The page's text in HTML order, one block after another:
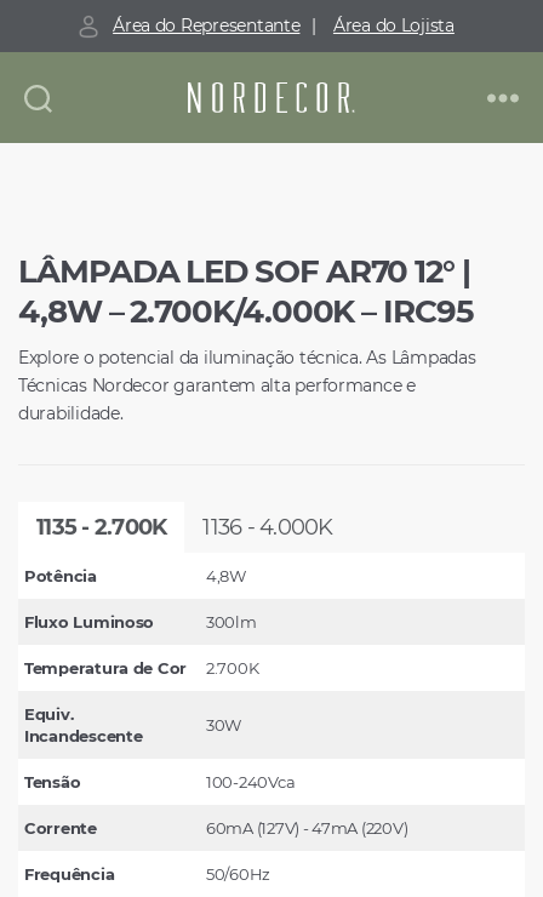
Área do Representante | Área do Lojista
Nordecor
LÂMPADA LED SOF AR70 12° |
4,8W – 2.700K/4.000K – IRC95
Explore o potencial da iluminação técnica. As Lâmpadas
Técnicas Nordecor garantem alta performance e
durabilidade.
1135 - 2.700K 1136 - 4.000K
Potência 4,8W
Fluxo Luminoso 300lm
Temperatura de Cor 2.700K
Equiv.
Incandescente
30W
Tensão 100-240Vca
Corrente 60mA (127V) - 47mA (220V)
Frequência 50/60Hz